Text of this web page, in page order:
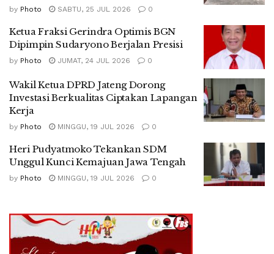
by Photo SABTU, 25 JUL 2026 0
Ketua Fraksi Gerindra Optimis BGN
Dipimpin Sudaryono Berjalan Presisi
by Photo JUMAT, 24 JUL 2026 0
Wakil Ketua DPRD Jateng Dorong
Investasi Berkualitas Ciptakan Lapangan
Kerja
by Photo MINGGU, 19 JUL 2026 0
Heri Pudyatmoko Tekankan SDM
Unggul Kunci Kemajuan Jawa Tengah
by Photo MINGGU, 19 JUL 2026 0